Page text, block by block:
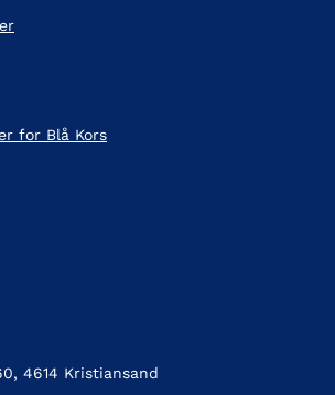
for Blå Kors
4614 Kristiansand